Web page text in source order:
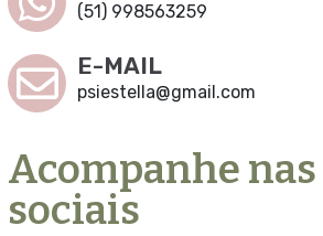
(51) 998563259
E-MAIL
psiestella@gmail.com
Acompanhe
sociais